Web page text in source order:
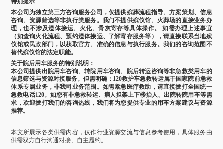
特别提示
本公司为独立第三方咨询服务公司，仅提供殡葬流程指导、方案策划、信息
咨询、资源筛选等非执行类服务。我们不提供殡仪馆、火葬场的直接业务办
理，也不涉及遗体接运、火化、骨灰寄存等具体操作。 如需办理上述事宜
（如查询火化流程、预约遗体接运、了解寄存服务等），请直接联系当地殡
仪馆或民政部门，以获取官方、准确的信息与执行服务。我们的咨询范围不
替代殡仪馆的法定职能。
关于院后用车服务的特别说明：
本公司提供出院用车咨询、转院用车咨询、院后转运咨询等非急救类用车的
信息筛选与资源对接服务。但需明确：120救护车急救转运属于国家院前急救
体系专属业务，非我司业务范围。如需紧急医疗救助，请直接拨打全国统一
急救电话120。如您有非急救转运、病人担架上下楼抬人、出院转院用车等需
求，欢迎拨打我们的咨询热线，我们将为您提供专业的用车方案建议与资源
推荐。
本文所展示各类供需内容，仅作行业资源交流与信息参考使用，具体服务由
供需双方自行沟通对接、自主履约。